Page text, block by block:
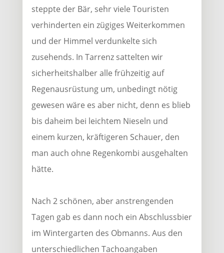
steppte der Bär, sehr viele Touristen
verhinderten ein zügiges Weiterkommen
und der Himmel verdunkelte sich
zusehends. In Tarrenz sattelten wir
sicherheitshalber alle frühzeitig auf
Regenausrüstung um, unbedingt nötig
gewesen wäre es aber nicht, denn es blieb
bis daheim bei leichtem Nieseln und
einem kurzen, kräftigeren Schauer, den
man auch ohne Regenkombi ausgehalten
hätte.
Nach 2 schönen, aber anstrengenden
Tagen gab es dann noch ein Abschlussbier
im Wintergarten des Obmanns. Aus den
unterschiedlichen Tachoangaben